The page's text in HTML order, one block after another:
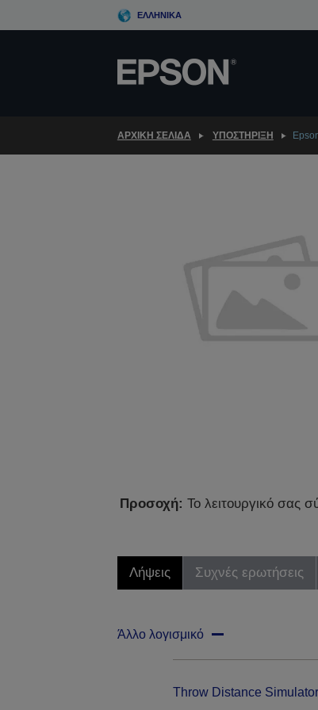
to
ΕΛΛΗΝΙΚΆ
ΑΡΧΙΚΗ ΣΕΛΙΔΑ ΥΠΟΣΤΉΡΙΞΗ
Προσοχή: Το λειτουργικό σας
Λήψεις Συχνές ερωτήσεις
Άλλο λογισμικό
Throw Distance